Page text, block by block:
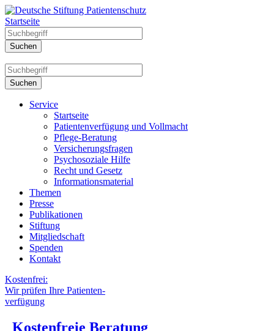
Startseite
Service
Startseite
Patientenverfügung und Vollmacht
Pflege-Beratung
Versicherungsfragen
Psychosoziale Hilfe
Recht und Gesetz
Informationsmaterial
Themen
Presse
Publikationen
Stiftung
Mitgliedschaft
Spenden
Kontakt
Kostenfrei:
Wir prüfen Ihre Patienten-
verfügung
Kostenfreie Beratung